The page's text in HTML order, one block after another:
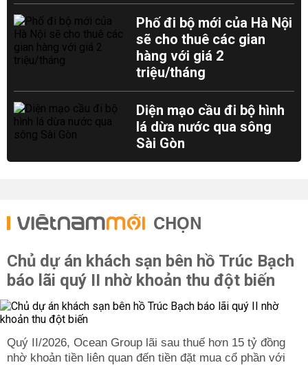
Phố đi bộ mới của Hà Nội
sẽ cho thuê các gian
hàng với giá 2
triệu/tháng
Diện mạo cầu đi bộ hình
lá dừa nước qua sông
Sài Gòn
CHỌN
Chủ dự án khách sạn bên hồ Trúc Bạch
báo lãi quý II nhờ khoản thu đột biến
Quý II/2026, Ocean Group lãi sau thuế hơn 15 tỷ đồng
nhờ khoản tiền liên quan đến tiền đặt mua cổ phần với